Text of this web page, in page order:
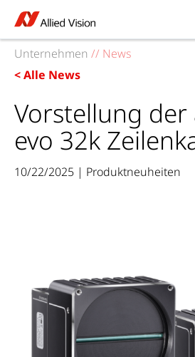
Unternehmen // News
< Alle News
Vorstellung der
evo 32k
10/22/2025 | Produktneuheiten